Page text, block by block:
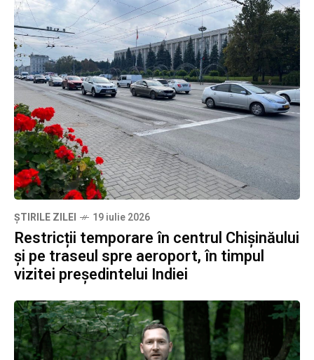
ȘTIRILE ZILEI 19 iulie 2026
Restricții temporare în centrul Chișinăului
și pe traseul spre aeroport, în timpul
vizitei președintelui Indiei